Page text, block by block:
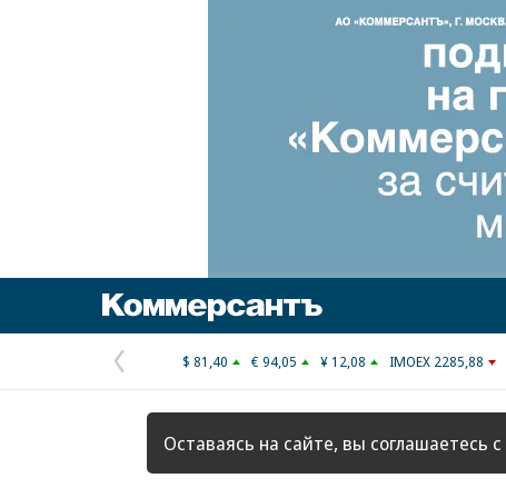
Предыдущая
страница
$ 81,40 € 94,05 ¥ 12,08 IMOEX 2285,88
Оставаясь на сайте, вы соглашаетесь с